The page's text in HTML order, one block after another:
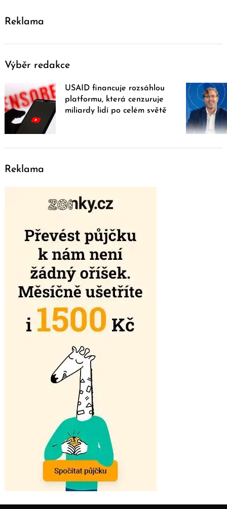
Reklama
Výběr redakce
USAID financuje rozsáhlou
platformu, která cenzuruje
miliardy lidí po celém světě
Reklama